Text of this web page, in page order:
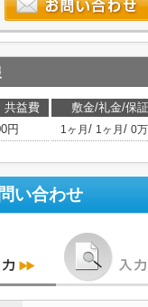
共益費 敷金/礼金/保
円 1ヶ月 / 1ヶ月 / 0
い合わせ